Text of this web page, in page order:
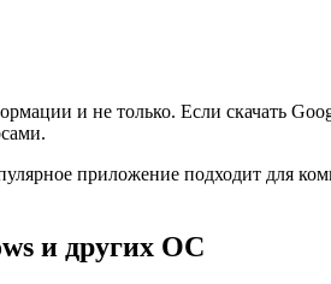
и не только. Если скачать
приложение подходит для
и других ОС